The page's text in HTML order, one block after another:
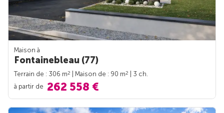
Maison à
Fontainebleau (77)
Terrain de : 306 m2 | Maison de : 90 m2
| 3 ch.
à partir de 262 558 €